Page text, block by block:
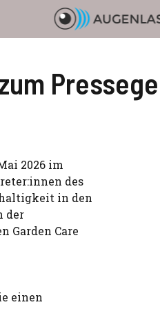
2026 im
des
in den
der
Garden Care
einen